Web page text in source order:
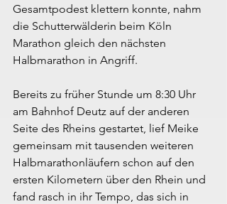
Gesamtpodest klettern konnte, nahm
die Schutterwälderin beim Köln
Marathon gleich den nächsten
Halbmarathon in Angriff.
Bereits zu früher Stunde um 8:30 Uhr
am Bahnhof Deutz auf der anderen
Seite des Rheins gestartet, lief Meike
gemeinsam mit tausenden weiteren
Halbmarathonläufern schon auf den
ersten Kilometern über den Rhein und
fand rasch in ihr Tempo, das sich in